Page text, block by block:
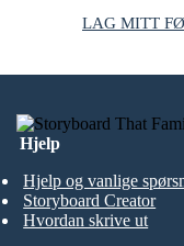
LAG MITT
Hjelp
Hjelp og vanlige
Storyboard Creator
Hvordan skrive ut